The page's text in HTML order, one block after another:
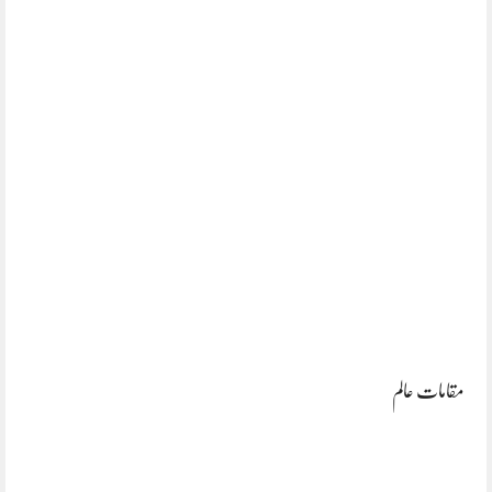
مقامات عالم